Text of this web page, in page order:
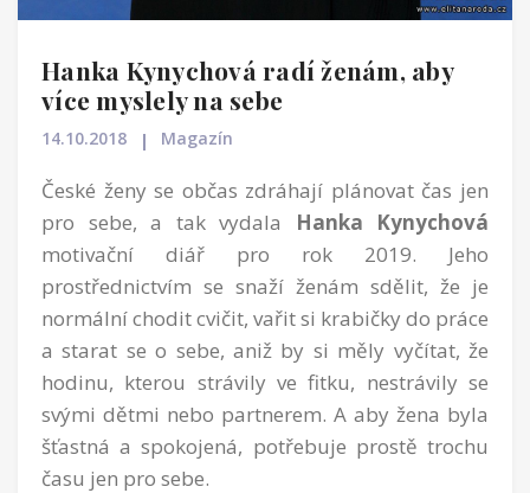
Hanka Kynychová radí ženám, aby
více myslely na sebe
14.10.2018 Magazín
České ženy se občas zdráhají plánovat čas jen
pro sebe, a tak vydala
Hanka Kynychová
motivační diář pro rok 2019. Jeho
prostřednictvím se snaží ženám sdělit, že je
normální chodit cvičit, vařit si krabičky do práce
a starat se o sebe, aniž by si měly vyčítat, že
hodinu, kterou strávily ve fitku, nestrávily se
svými dětmi nebo partnerem. A aby žena byla
šťastná a spokojená, potřebuje prostě trochu
času jen pro sebe.